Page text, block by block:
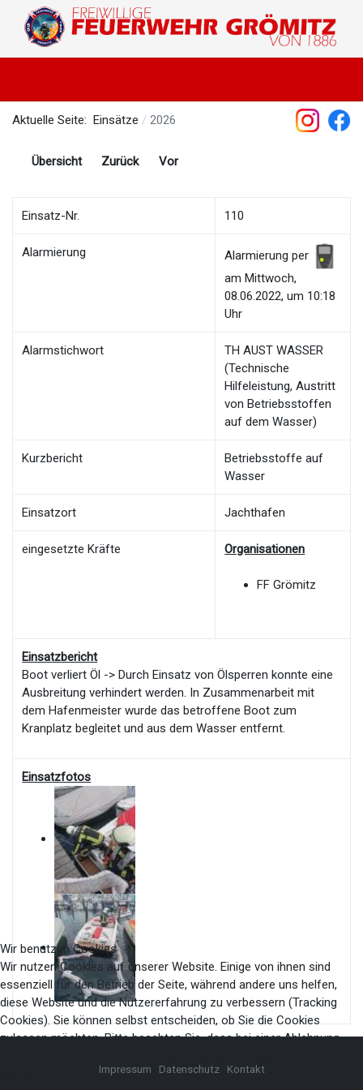
Aktuelle Seite: Einsätze 2026
Übersicht Zurück Vor
Einsatz-Nr. 110
Alarmierung
Alarmierung per
am Mittwoch,
08.06.2022, um 10:18
Uhr
Alarmstichwort
TH AUST WASSER
(Technische
Hilfeleistung, Austritt
von Betriebsstoffen
auf dem Wasser)
Kurzbericht
Betriebsstoffe auf
Wasser
Einsatzort Jachthafen
eingesetzte Kräfte Organisationen
FF Grömitz
Einsatzbericht
Boot verliert Öl -> Durch Einsatz von Ölsperren konnte eine
Ausbreitung verhindert werden. In Zusammenarbeit mit
dem Hafenmeister wurde das betroffene Boot zum
Kranplatz begleitet und aus dem Wasser entfernt.
Einsatzfotos
Impressum Datenschutz Kontakt
Wir benutzen Cookies
Wir nutzen Cookies auf unserer Website. Einige von ihnen sind
essenziell für den Betrieb der Seite, während andere uns helfen,
diese Website und die Nutzererfahrung zu verbessern (Tracking
Cookies). Sie können selbst entscheiden, ob Sie die Cookies
zulassen möchten. Bitte beachten Sie, dass bei einer Ablehnung